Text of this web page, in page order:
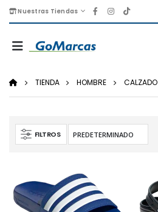
Nuestras Tiendas
TIENDA HOMBRE CALZADO
FILTROS